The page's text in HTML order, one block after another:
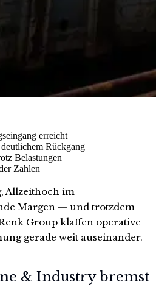
erreicht
Rückgang
Belastungen
Zahlen
Allzeithoch im
Margen — und trotzdem
Group klaffen operative
gerade weit auseinander.
& Industry bremst